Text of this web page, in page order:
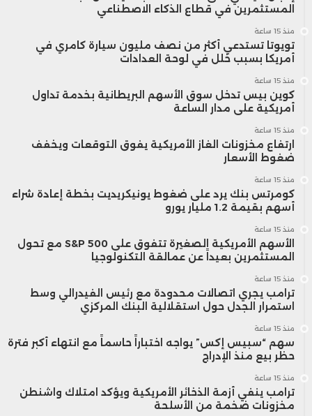
المستثمرين في قطاع الذكاء الاصطناعي
منذ 15 ساعة
تويوتا تستدعي أكثر من نصف مليون سيارة كامري في
أمريكا بسبب خلل في لوحة العدادات
منذ 15 ساعة
كوين بيس تدخل سوق الأسهم البريطانية بخدمة تداول
أمريكية على مدار الساعة
منذ 15 ساعة
ارتفاع مخزونات الغاز الأمريكية يفوق التوقعات ويخفف
ضغوط الأسعار
منذ 15 ساعة
كومرتس بنك يرد على ضغوط يونيكريديت بخطة إعادة شراء
أسهم بقيمة 1.2 مليار يورو
منذ 15 ساعة
الأسهم الأمريكية الصغيرة تتفوق على S&P 500 مع تحول
المستثمرين بعيداً عن عمالقة التكنولوجيا
منذ 15 ساعة
ترامب يجري اتصالات محدودة مع رئيس الفيدرالي وسط
استمرار الجدل حول استقلالية البنك المركزي
منذ 15 ساعة
سهم “سبيس إكس” يواجه اختباراً حاسماً مع انتهاء أكبر فترة
حظر بيع منذ الإدراج
منذ 15 ساعة
ترامب ينفي أزمة الذخائر الأمريكية ويؤكد امتلاك واشنطن
مخزونات ضخمة من الأسلحة